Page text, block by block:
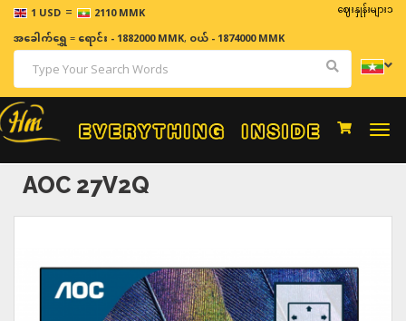
1 USD = 2110 MMK ဈေးနှုန်းများသည် အ
အခေါက်ရွှေ=ရောင်း - 1882000 MMK, ဝယ် - 1874000 MMK
AOC 27V2Q